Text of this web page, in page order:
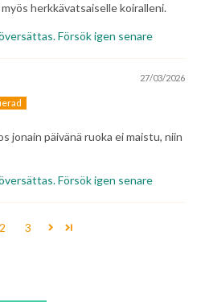
herkkävatsaiselle koiralleni.
Försök igen senare
27/03/2026
jonain päivänä ruoka ei maistu, niin
Försök igen senare
2 3